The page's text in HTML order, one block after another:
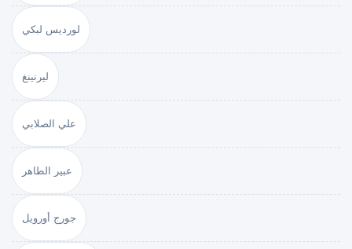
لورديس لبكي
ليرنينغ
علي الصلابي
عبير الطاهر
جورج أورويل